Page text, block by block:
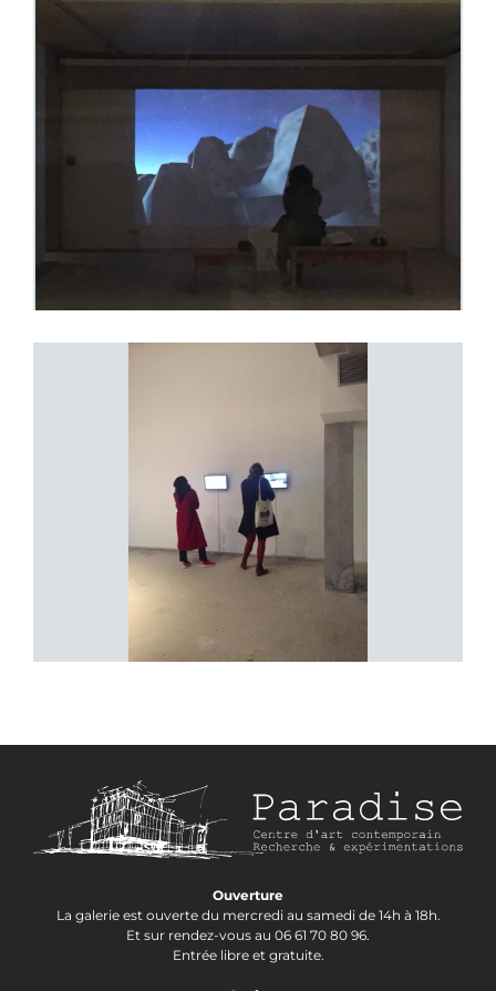
Ouverture
La galerie est ouverte du mercredi au samedi de 14h à 18h.
Et sur rendez-vous au 06 61 70 80 96.
Entrée libre et gratuite.